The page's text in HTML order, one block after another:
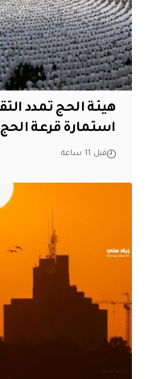
هيئة الحج تمدد
استمارة قرعة
قبل 11 ساعة